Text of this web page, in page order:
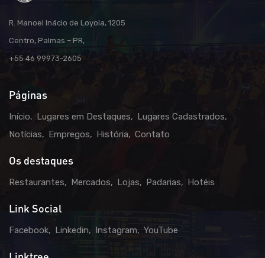
R. Manoel Inácio de Loyola, 1205
Centro, Palmas – PR,
+55 46 99973-2605
Páginas
Início Lugares em Destaques
Lugares Cadastrados
Notícias
Empregos História Contato
Os destaques
Restaurantes Mercados Lojas Padarias Hotéis
Link Social
Facebook Linkedin Instagram YouTube